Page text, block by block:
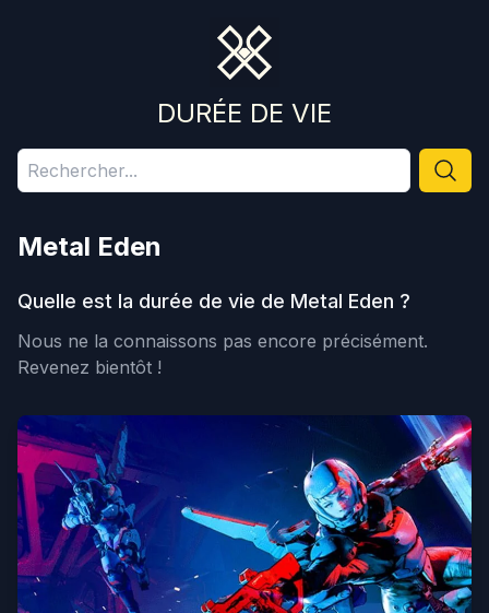
DURÉE DE VIE
Metal Eden
Quelle est la durée de vie de Metal Eden ?
Nous ne la connaissons pas encore précisément.
Revenez bientôt !